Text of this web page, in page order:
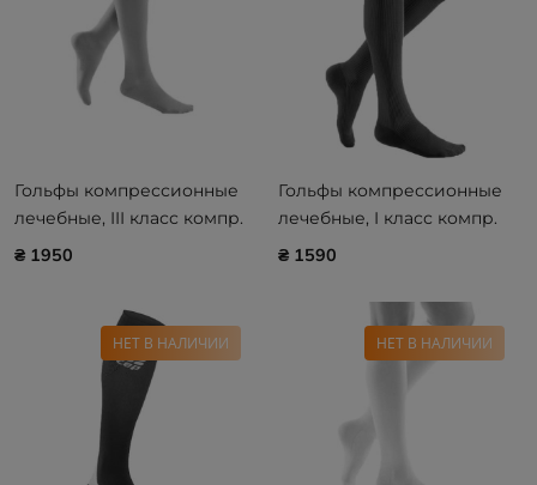
Гольфы компрессионные
лечебные, III класс компр.
Medi mediven PLUS
₴ 1950
Гольфы компрессионные
лечебные, I класс компр.
Medi mediven active (AD -
₴ 1590
НЕТ В НАЛИЧИИ НЕТ В НАЛИЧИИ